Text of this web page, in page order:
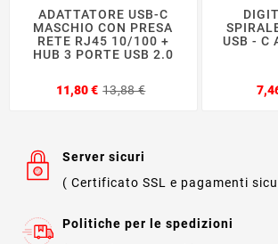
ADATTATORE USB-C
MASCHIO CON PRESA
RETE RJ45 10/100 +
HUB 3 PORTE USB 2.0
11,80 € 13,88 €
USB - C
Server sicuri
( Certificato SSL e pagamenti
Politiche per le spedizioni